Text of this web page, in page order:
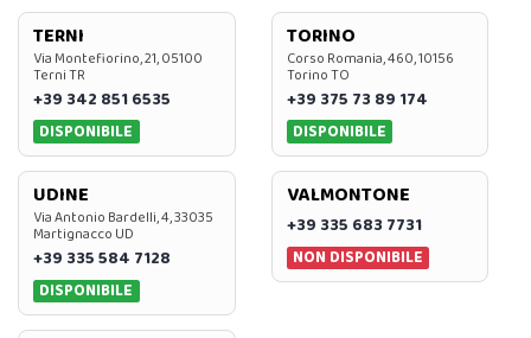
TERNI
Via Montefiorino, 21, 05100
Terni TR
+39 342 851 6535
DISPONIBILE
TORINO
Corso Romania, 460, 10156
Torino TO
+39 375 73 89 174
DISPONIBILE
UDINE
Via Antonio Bardelli, 4, 33035
Martignacco UD
+39 335 584 7128
DISPONIBILE
VALMONTONE
+39 335 683 7731
NON DISPONIBILE